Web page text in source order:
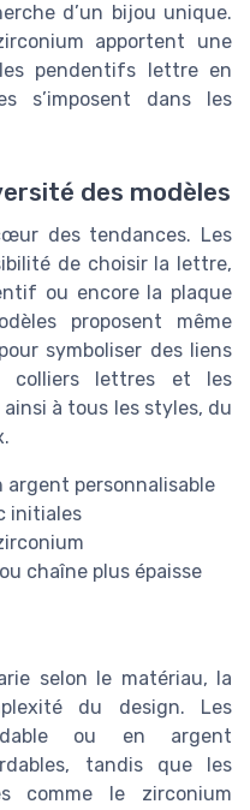
d’un bijou unique.
apportent une
pendentifs lettre en
s’imposent dans les
des modèles
des tendances. Les
de choisir la lettre,
ou encore la plaque
proposent même
symboliser des liens
colliers lettres et les
à tous les styles, du
personnalisable
initiales
chaîne plus épaisse
selon le matériau, la
du design. Les
ou en argent
tandis que les
comme le zirconium